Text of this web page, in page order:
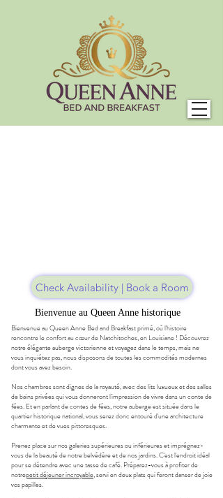
Check Availability | Book a Room
Bienvenue au Queen Anne historique
Bienvenue au Queen Anne Bed and Breakfast primé, où l'histoire
rencontre le confort au cœur de Natchitoches, en Louisiane ! Découvrez
notre élégante auberge victorienne et voyagez dans le temps, mais ne
vous inquiétez pas, nous disposons de toutes les commodités modernes
dont vous avez besoin.
Nos chambres sont dignes de la royauté, avec des lits luxueux et des salles
de bains privées qui vous donneront l'impression de vivre dans un conte de
fées. Et en parlant de contes de fées, notre auberge est située dans le
quartier historique national, vous serez donc entouré d'une architecture
charmante et de vues pittoresques.
Prenez place sur nos galeries supérieures ou inférieures et imprégnez-
vous de la beauté de notre belvédère et de nos jardins. C'est l'endroit idéal
pour se détendre avec une tasse de café. Préparez-vous à profiter de
notrepetit déjeuner incroyable, servi en deux plats qui feront danser de joie
vos papilles.